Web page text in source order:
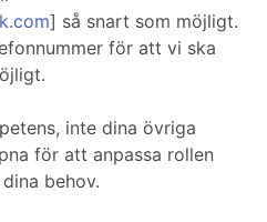
] så snart som möjligt.
för att vi ska
inte dina övriga
för att anpassa rollen
behov.